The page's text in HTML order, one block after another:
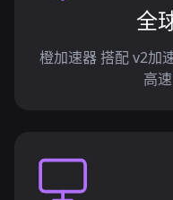
全
橙加速器 搭配 v2加
高